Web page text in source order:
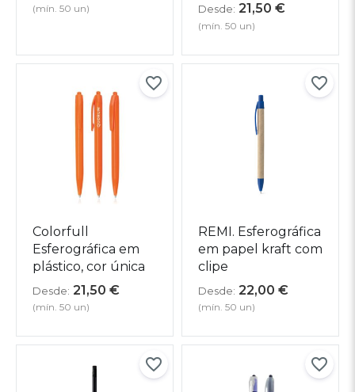
(mín. 50 un) Desde: 21,50 €
(mín. 50 un)
Colorfull
Esferográfica em
plástico, cor única
Desde: 21,50 €
(mín. 50 un)
REMI. Esferográfica
em papel kraft com
clipe
Desde: 22,00 €
(mín. 50 un)